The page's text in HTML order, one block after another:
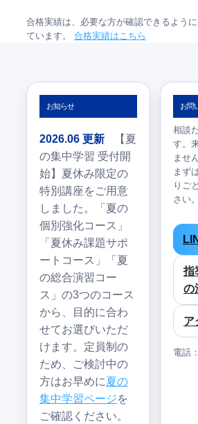
合格実績は、必要な方が確認できるよう
ています。 合格実績はこちら
お知らせ
2026.06 更新
【夏
の集中学習 受付開
始】夏休み限定の
特別講座をご用意
しました。「夏の
個別強化コース」
「夏休み課題サポ
ートコース」「夏
の総合演習コー
ス」の3つのコース
から、目的に合わ
せてお選びいただ
けます。定員制の
ため、ご検討中の
方はお早めに夏の
集中学習ページを
ご確認ください。
お問
相談
す。
ませ
まず
りご
さい。
指
の
ア
電話：